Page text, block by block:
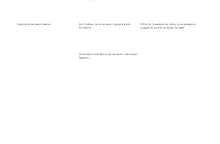
Суурилуулалтын зардал хэмнэнэ
Inim Cloud ашиглан алсын хяналт, удирдлага хийх
боломжтой
IP, 4G, LoRa сүлжээ ашиглан гадагш дохио дамжуулна
(шууд гал командтай холбогдох боломж)
Ослын мэдээллийг бүртгэн дүн шинжилгээ хийх нөхцөл
бүрдүүлнэ